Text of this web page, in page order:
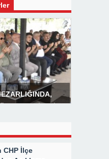
3 BİN
CHP İlçe